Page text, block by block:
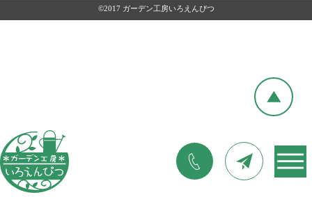
©2017 ガーデン工房いろえんぴつ